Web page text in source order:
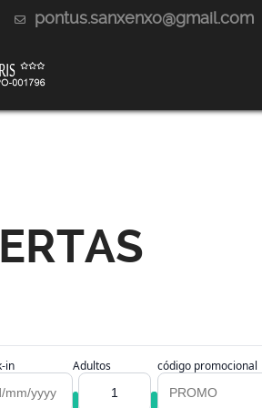
pontus.sanxenxo@gmail.com
in Adultos código promocional